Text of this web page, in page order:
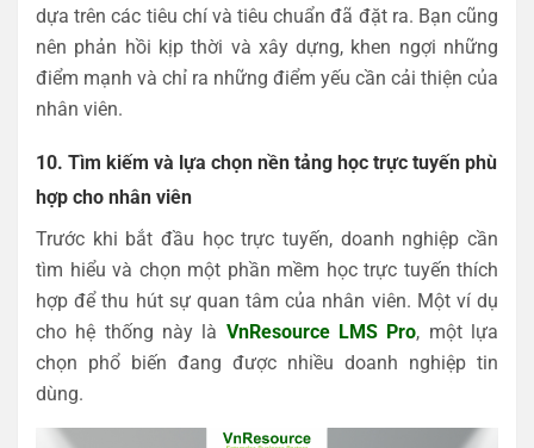
dựa trên các tiêu chí và tiêu chuẩn đã đặt ra. Bạn cũng
nên phản hồi kịp thời và xây dựng, khen ngợi những
điểm mạnh và chỉ ra những điểm yếu cần cải thiện của
nhân viên.
10. Tìm kiếm và lựa chọn nền tảng học trực tuyến phù
hợp cho nhân viên
Trước khi bắt đầu học trực tuyến, doanh nghiệp cần
tìm hiểu và chọn một phần mềm học trực tuyến thích
hợp để thu hút sự quan tâm của nhân viên. Một ví dụ
cho hệ thống này là VnResource LMS Pro, một lựa
chọn phổ biến đang được nhiều doanh nghiệp tin
dùng.